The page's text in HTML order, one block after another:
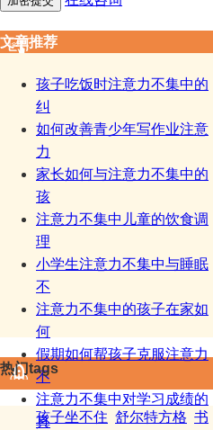
文章推荐
孩子吃饭时注意力不集中的
纠
如何改善青少年写作业注意
力
家长如何与注意力不集中的
孩
注意力不集中儿童的饮食调
理
小学生注意力不集中与睡眠
不
注意力不集中的孩子在家如
何
假期如何帮孩子克服注意力
不
注意力不集中对学习成绩的
真
热门tags
孩子坐不住 舒尔特方格 书